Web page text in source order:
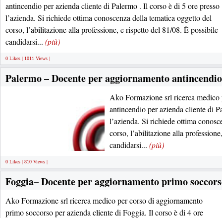
antincendio per azienda cliente di Palermo . Il corso è di 5 ore presso
l’azienda. Si richiede ottima conoscenza della tematica oggetto del
corso, l’abilitazione alla professione, e rispetto del 81/08. È possibile
candidarsi... (più)
0 Likes | 1011 Views |
Palermo – Docente per aggiornamento antincendio
Ako Formazione srl ricerca
antincendio per azienda cliente di
l’azienda. Si richiede ottima
corso, l’abilitazione alla
candidarsi... (più)
0 Likes | 810 Views |
Foggia– Docente per aggiornamento primo
Ako Formazione srl ricerca medico per corso di aggiornamento
primo soccorso per azienda cliente di Foggia. Il corso è di 4 ore